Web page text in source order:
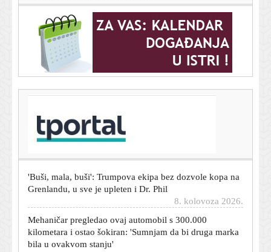
Istra stiže na Hajduk bez straha, iz Pule poručuju:
'Moramo biti na 100 posto'
Grenlandu, u sve je upleten i Dr. Phil
Mehaničar pregledao ovaj automobil s 300.000
kilometara i ostao šokiran: 'Sumnjam da bi druga marka
bila u ovakvom stanju'